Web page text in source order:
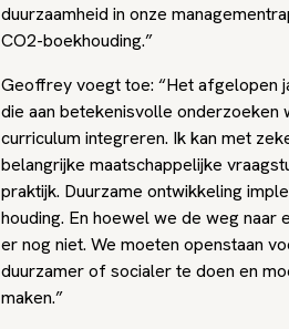
duurzaamheid in onze
CO2-boekhouding.”
Geoffrey voegt toe: “Het afgelopen
die aan betekenisvolle
curriculum integreren. Ik kan met
belangrijke maatschappelijke
praktijk. Duurzame ontwikkeling
houding. En hoewel we de weg naar
er nog niet. We moeten openstaan
duurzamer of socialer te doen en
maken.”